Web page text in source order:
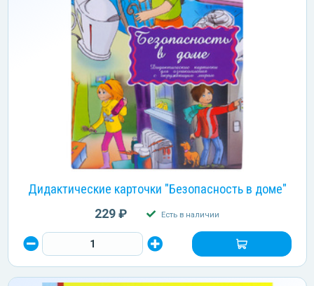
Дидактические карточки "Безопасность в доме"
229 ₽ Есть в наличии